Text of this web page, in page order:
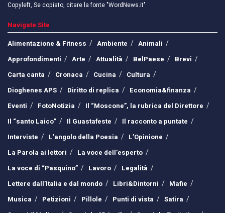
Copyleft, Se copiato, citare la fonte "WordNews.it"
Navigate Site
Alimentazione & Fitness
Ambiente
Animali
Approfondimenti
Arte Attualità BelPaese
Brevi
Carta canta
Cronaca Cucina
Cultura
Dioghenes APS
Diritto di replica
Economia&finanza
Eventi
FotoNotizia
Il “Moscone”, la rubrica del Direttore
Il “santo Laico”
Il Guastafeste
Il racconto a puntate
Interviste
L’angolo della Poesia
L’Opinione
La Parola ai lettori
La voce dell’esperto
La voce di “Pasquino”
Lavoro
Legalità
Lettere dall’Italia e dal mondo
Libri&Dintorni
Mafie
Musica
Petizioni Pillole Punti di vista
Satira